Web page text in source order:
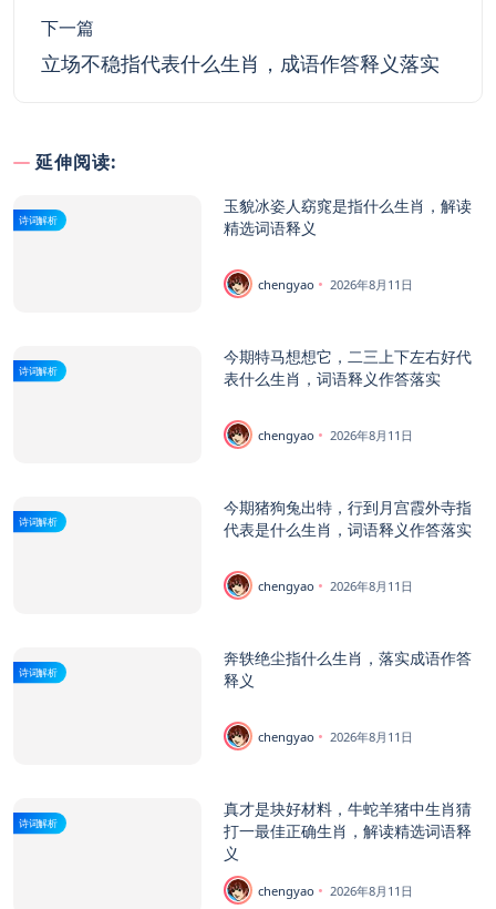
下一篇
立场不稳指代表什么生肖，成语作答释义落实
延伸阅读:
诗词解析
玉貌冰姿人窈窕是指什么生肖，解读
精选词语释义
chengyao 2026年8月11日
诗词解析
今期特马想想它，二三上下左右好代
表什么生肖，词语释义作答落实
chengyao 2026年8月11日
诗词解析
今期猪狗兔出特，行到月宫霞外寺指
代表是什么生肖，词语释义作答落实
chengyao 2026年8月11日
诗词解析
奔轶绝尘指什么生肖，落实成语作答
释义
chengyao 2026年8月11日
诗词解析
真才是块好材料，牛蛇羊猪中生肖猜
打一最佳正确生肖，解读精选词语释
义
chengyao 2026年8月11日